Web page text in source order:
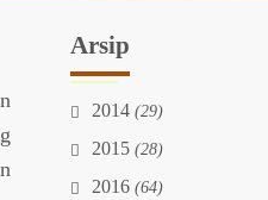
Arsip
2014(29)
2015(28)
2016(64)